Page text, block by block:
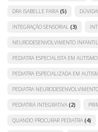
DRA ISABELLE FARIA (5)
INTEGRAÇÃO SENSORIAL (3)
NEURODESENVOLVIMENTO INFANTIL
PEDIATRA ESPECIALISTA EM AUTISMO
PEDIATRA ESPECIALIZADA EM
PEDIATRA
PEDIATRIA INTEGRATIVA (2)
QUANDO PROCURAR PEDIATRA (4)